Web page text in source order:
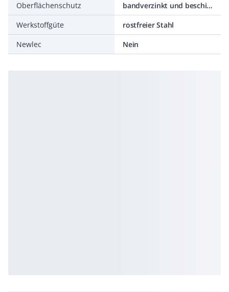
Oberflächenschutz
bandverzinkt und beschichtet
Werkstoffgüte
rostfreier Stahl
Newlec
Nein